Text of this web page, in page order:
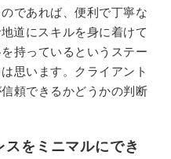
であれば、便利で丁寧な
道にスキルを身に着けて
持っているというステー
思います。クライアント
頼できるかどうかの判断
スをミニマルにでき